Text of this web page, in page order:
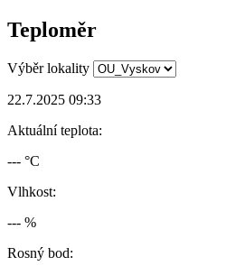
Teploměr
Výběr lokality
22.7.2025 09:33
Aktuální teplota:
--- °C
Vlhkost:
--- %
Rosný bod: